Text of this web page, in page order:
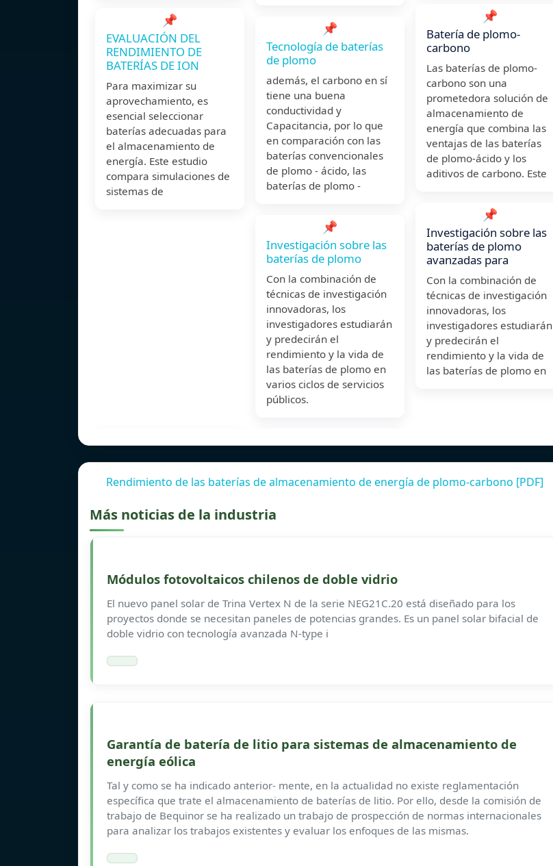
📌
EVALUACIÓN DEL
RENDIMIENTO DE
BATERÍAS DE ION
Para maximizar su
aprovechamiento, es
esencial seleccionar
baterías adecuadas para
el almacenamiento de
energía. Este estudio
compara simulaciones de
sistemas de
📌
Tecnología de baterías
de plomo
además, el carbono en sí
tiene una buena
conductividad y
Capacitancia, por lo que
en comparación con las
baterías convencionales
de plomo - ácido, las
baterías de plomo -
📌
Investigación sobre las
baterías de plomo
Con la combinación de
técnicas de investigación
innovadoras, los
investigadores estudiarán
y predecirán el
rendimiento y la vida de
las baterías de plomo en
varios ciclos de servicios
públicos.
📌
Batería de plomo-
carbono
Las baterías de plomo-
carbono son una
prometedora solución de
almacenamiento de
energía que combina las
ventajas de las baterías
de plomo-ácido y los
aditivos de carbono. Este
📌
Investigación sobre las
baterías de plomo
avanzadas para
Con la combinación de
técnicas de investigación
innovadoras, los
investigadores estudiarán
y predecirán el
rendimiento y la vida de
las baterías de plomo en
Rendimiento de las baterías de almacenamiento de energía de plomo-carbono [PDF]
Más noticias de la industria
Módulos fotovoltaicos chilenos de doble vidrio
El nuevo panel solar de Trina Vertex N de la serie NEG21C.20 está diseñado para los
proyectos donde se necesitan paneles de potencias grandes. Es un panel solar bifacial de
doble vidrio con tecnología avanzada N-type i
Garantía de batería de litio para sistemas de almacenamiento de
energía eólica
Tal y como se ha indicado anterior- mente, en la actualidad no existe reglamentación
específica que trate el almacenamiento de baterías de litio. Por ello, desde la comisión de
trabajo de Bequinor se ha realizado un trabajo de prospección de normas internacionales
para analizar los trabajos existentes y evaluar los enfoques de las mismas.